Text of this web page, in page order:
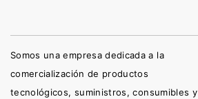
Somos una empresa dedicada a la
comercialización de productos
tecnológicos, suministros, consumibles y